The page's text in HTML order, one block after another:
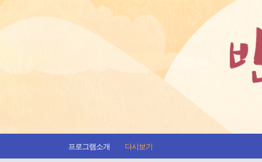
프로그램소개 다시보기